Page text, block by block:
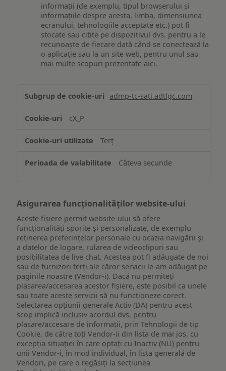
informații (de exemplu, tipul browserului și
informațiile despre acesta, limba, dimensiunea
ecranului, tehnologiile acceptate etc.) pot fi
stocate sau citite pe dispozitivul dvs. pentru a le
recunoaște de fiecare dată când se conectează la
o aplicație sau la un site web, pentru unul sau
mai multe scopuri prezentate aici.
și/sau
informațiilor
pe
dispozitiv
admp-tc-sati.adtlgc.com
cX_P
Terț
Câteva secunde
Asigurarea funcționalităților website-ului
Aceste fișiere permit website-ului să ofere
funcționalități sporite și personalizate, de exemplu
reţinerea preferinţelor personale cu ocazia navigării și
a datelor de logare, rularea de videoclipuri sau
posibilitatea de live chat. Acestea pot fi adăugate de noi
sau de furnizori terți ale căror servicii le-am adăugat pe
paginile noastre (Vendor-i). Dacă nu permiteți
plasarea/accesarea acestor fișiere, este posibil ca unele
sau toate aceste servicii să nu funcționeze corect.
Selectarea opțiunii generale Activ (DA) pentru acest
scop implică inclusiv acordul dvs. pentru
plasare/accesare de informații, prin Tehnologii de tip
Cookie, de către toți Vendor-ii din lista de mai jos, cu
excepția situației în care optați cu Inactiv (NU) pentru
unii Vendor-i, în mod individual, în lista generală de
Vendori, pe care o regăsiți la secțiunea